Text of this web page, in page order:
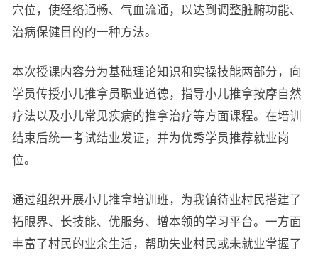
穴位，使经络通畅、气血流通，以达到调整脏腑功能、
治病保健目的的一种方法。
本次授课内容分为基础理论知识和实操技能两部分，向
学员传授小儿推拿员职业道德，指导小儿推拿按摩自然
疗法以及小儿常见疾病的推拿治疗等方面课程。在培训
结束后统一考试结业发证，并为优秀学员推荐就业岗
位。
通过组织开展小儿推拿培训班，为我镇待业村民搭建了
拓眼界、长技能、优服务、增本领的学习平台。一方面
丰富了村民的业余生活，帮助失业村民或未就业掌握了